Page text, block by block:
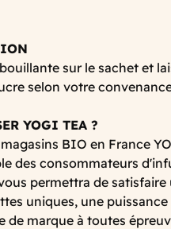
sur le sachet et
selon votre
YOGI TEA ?
BIO en France
des consommateurs
permettra de
uniques, une
de marque à toutes